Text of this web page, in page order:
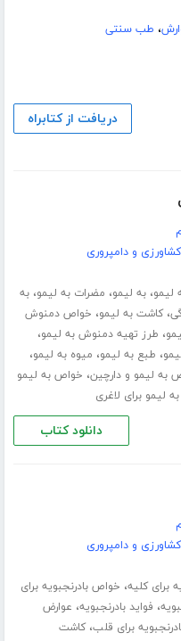
، طب سنتی
دریافت از کتابراه
و دامپروری
لیمو،به لیمو، مضرات به لیمو،به
،کاشت به لیمو، خواص دمنوش
، طرز تهیه دمنوش به لیمو،
، طبع به لیمو، میوه به لیمو،
به لیمو و دارچین، خواص به لیمو
لیمو برای لاغری
دانلود کتاب
و دامپروری
برای کلیه، خواص بادرنجبویه برای
، فواید بادرنجبویه، عوارض
برای قلب،کاشت